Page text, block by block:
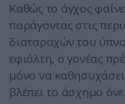
Καθώς το άγχος
παράγοντας στις
διαταραχών του
εφιάλτη, ο γονέας
μόνο να
βλέπει το άσχημο